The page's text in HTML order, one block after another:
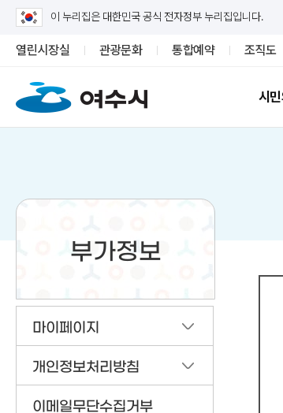
이 누리집은 대한민국 공식 전자정부 누리집입니다.
열린시장실 관광문화 통합예약 조직도
시
부가정보
마이페이지
개인정보처리방침
이메일무단수집거부